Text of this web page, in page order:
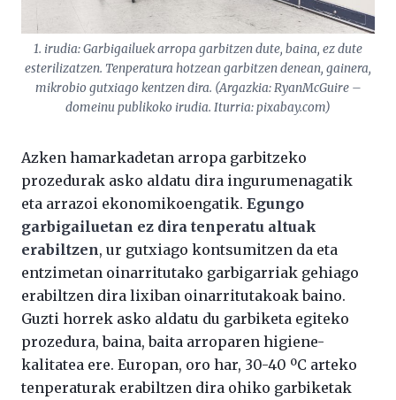
1. irudia: Garbigailuek arropa garbitzen dute, baina, ez dute
esterilizatzen. Tenperatura hotzean garbitzen denean, gainera,
mikrobio gutxiago kentzen dira. (Argazkia: RyanMcGuire –
domeinu publikoko irudia. Iturria: pixabay.com)
Azken hamarkadetan arropa garbitzeko
prozedurak asko aldatu dira ingurumenagatik
eta arrazoi ekonomikoengatik. Egungo
garbigailuetan ez dira tenperatu altuak
erabiltzen, ur gutxiago kontsumitzen da eta
entzimetan oinarritutako garbigarriak gehiago
erabiltzen dira lixiban oinarritutakoak baino.
Guzti horrek asko aldatu du garbiketa egiteko
prozedura, baina, baita arroparen higiene-
kalitatea ere. Europan, oro har, 30-40 ºC arteko
tenperaturak erabiltzen dira ohiko garbiketak